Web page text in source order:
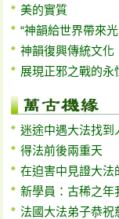
美的實質
“神韻給世界帶來
神韻復興傳統文
展現正邪之戰的
迷途中遇大法找到
得法前後兩重天
在迫害中見證大法
新學員：古稀之年
法國大法弟子恭祝